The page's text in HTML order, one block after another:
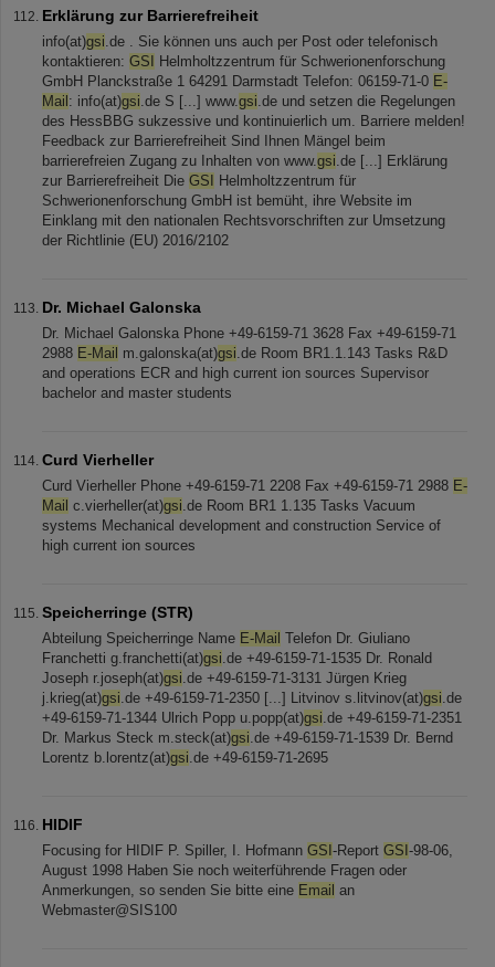
Erklärung zur Barrierefreiheit
info(at)gsi.de . Sie können uns auch per Post oder telefonisch
kontaktieren: GSI
Helmholtzzentrum für Schwerionenforschung
GmbH Planckstraße 1 64291 Darmstadt Telefon: 06159-71-0 E-
Mail : info(at)gsi.de S [...] www.gsi.de und setzen die Regelungen
des HessBBG sukzessive und kontinuierlich um. Barriere melden!
Feedback zur Barrierefreiheit Sind Ihnen Mängel beim
barrierefreien Zugang zu Inhalten von www.gsi.de [...] Erklärung
zur Barrierefreiheit Die GSI
Helmholtzzentrum für
Schwerionenforschung GmbH ist bemüht, ihre Website im
Einklang mit den nationalen Rechtsvorschriften zur Umsetzung
der Richtlinie (EU) 2016/2102
Dr. Michael Galonska
Dr. Michael Galonska Phone +49-6159-71 3628 Fax +49-6159-71
2988 E-Mail m.galonska(at)gsi.de Room BR1.1.143 Tasks R&D
and operations ECR and high current ion sources Supervisor
bachelor and master students
Curd Vierheller
Curd Vierheller Phone +49-6159-71 2208 Fax +49-6159-71 2988 E-
Mail c.vierheller(at)gsi.de Room BR1 1.135 Tasks Vacuum
systems Mechanical development and construction Service of
high current ion sources
Speicherringe (STR)
Abteilung Speicherringe Name E-Mail Telefon Dr. Giuliano
Franchetti g.franchetti(at)gsi.de +49-6159-71-1535 Dr. Ronald
Joseph r.joseph(at)gsi.de +49-6159-71-3131 Jürgen Krieg
j.krieg(at)gsi.de +49-6159-71-2350 [...] Litvinov s.litvinov(at)gsi.de
+49-6159-71-1344 Ulrich Popp u.popp(at)gsi.de +49-6159-71-2351
Dr. Markus Steck m.steck(at)gsi.de +49-6159-71-1539 Dr. Bernd
Lorentz b.lorentz(at)gsi.de +49-6159-71-2695
HIDIF
Focusing for HIDIF P. Spiller, I. Hofmann GSI -Report GSI -98-06,
August 1998 Haben Sie noch weiterführende Fragen oder
Anmerkungen, so senden Sie bitte eine Email an
Webmaster@SIS100